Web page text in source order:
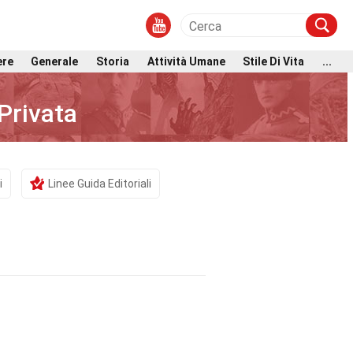
Generale Storia Attività Umane Stile Di Vita ...
Linee Guida Editoriali